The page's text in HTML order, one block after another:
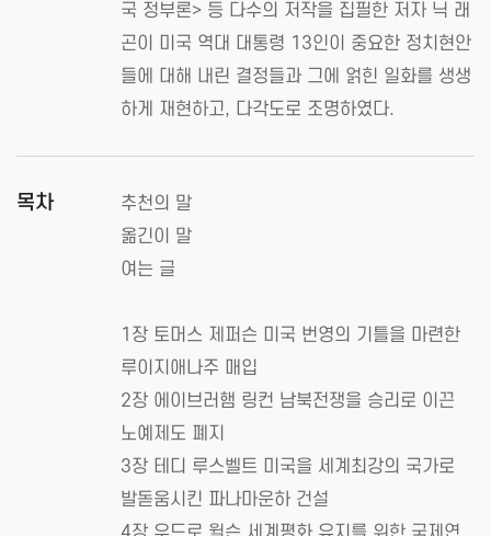
국 정부론> 등 다수의 저작을 집필한 저자 닉 래
곤이 미국 역대 대통령 13인이 중요한 정치현안
들에 대해 내린 결정들과 그에 얽힌 일화를 생생
하게 재현하고, 다각도로 조명하였다.
목차
추천의 말
옮긴이 말
여는 글
1장 토머스 제퍼슨 미국 번영의 기틀을 마련한
루이지애나주 매입
2장 에이브러햄 링컨 남북전쟁을 승리로 이끈
노예제도 폐지
3장 테디 루스벨트 미국을 세계최강의 국가로
발돋움시킨 파나마운하 건설